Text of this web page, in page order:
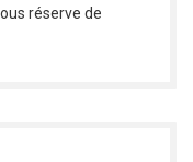
réserve de